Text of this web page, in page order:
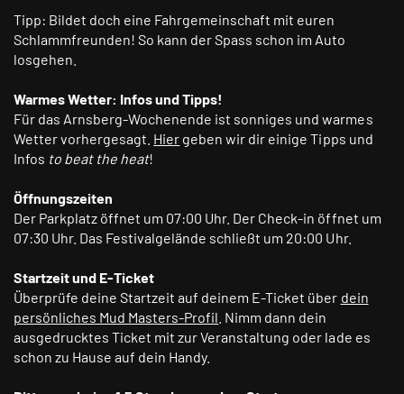
Tipp: Bildet doch eine Fahrgemeinschaft mit euren
Schlammfreunden! So kann der Spass schon im Auto
losgehen.
Warmes Wetter: Infos und Tipps!
Für das Arnsberg-Wochenende ist sonniges und warmes
Wetter vorhergesagt. Hier geben wir dir einige Tipps und
Infos to beat the heat!
Öffnungszeiten
Der Parkplatz öffnet um 07:00 Uhr. Der Check-in öffnet um
07:30 Uhr. Das Festivalgelände schließt um 20:00 Uhr.
Startzeit und E-Ticket
Überprüfe deine Startzeit auf deinem E-Ticket über dein
persönliches Mud Masters-Profil . Nimm dann dein
ausgedrucktes Ticket mit zur Veranstaltung oder lade es
schon zu Hause auf dein Handy.